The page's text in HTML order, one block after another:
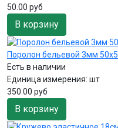
50.00 руб
В корзину
Поролон бельевой 3мм
Есть в наличии
Единица измерения: шт
350.00 руб
В корзину